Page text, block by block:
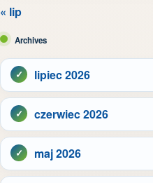
« lip
Archives
lipiec 2026
czerwiec 2026
maj 2026